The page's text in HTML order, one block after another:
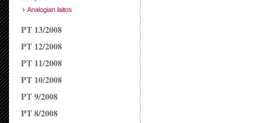
Analogian laitos
PT 13/2008
PT 12/2008
PT 11/2008
PT 10/2008
PT 9/2008
PT 8/2008